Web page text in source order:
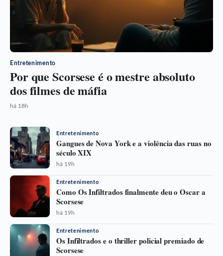
Entretenimento
Por que Scorsese é o mestre absoluto
dos filmes de máfia
há 18h
Entretenimento
Gangues de Nova York e a violência das ruas no
século XIX
há 19h
Entretenimento
Como Os Infiltrados finalmente deu o Oscar a
Scorsese
há 19h
Entretenimento
Os Infiltrados e o thriller policial premiado de
Scorsese